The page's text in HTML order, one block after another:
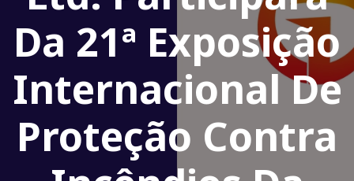
Da 21ª Exposição
Internacional De
Proteção Contra